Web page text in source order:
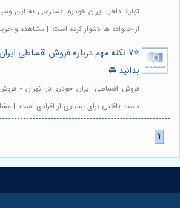
تولید داخل ایران خودرو، دسترسی به این
از خانواده ها دشوار کرده است. | مشاهده و
⭐️7 نکته مهم درباره فروش اقساطی
بدانید 🚘
فروش اقساطی ایران خودرو در تهران -
دست یافتنی برای بسیاری از افرادی است. |